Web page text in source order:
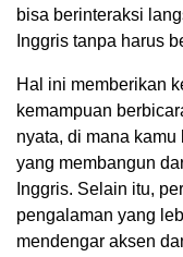
bisa berinteraksi
Inggris tanpa harus
Hal ini memberikan
kemampuan
nyata, di mana
yang membangun
Inggris. Selain itu,
pengalaman yang
mendengar aksen